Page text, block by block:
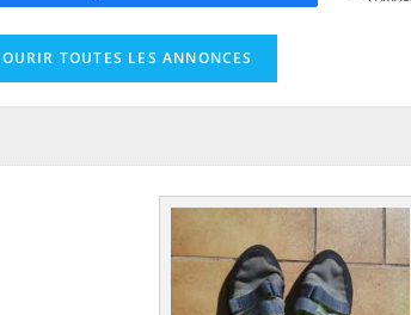
TOUTES LES ANNONCES